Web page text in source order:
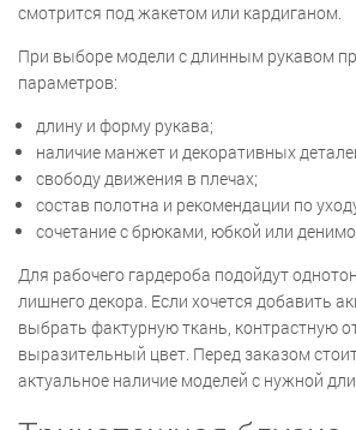
смотрится под жакетом или кардиганом.
При выборе модели с длинным рукавом
параметров:
длину и форму рукава;
наличие манжет и декоративных
свободу движения в плечах;
состав полотна и рекомендации по
сочетание с брюками, юбкой или
Для рабочего гардероба подойдут
лишнего декора. Если хочется добавить
выбрать фактурную ткань, контрастную
выразительный цвет. Перед заказом
актуальное наличие моделей с нужной